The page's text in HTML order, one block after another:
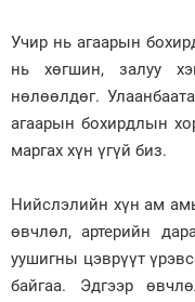
Учир нь агаарын
нь хөгшин, залуу
нөлөөлдөг.
агаарын бохирдлын
маргах хүн үгүй биз.
Нийслэлийн хүн ам
өвчлөл, артерийн
уушигны цэврүүт
байгаа. Эдгээр